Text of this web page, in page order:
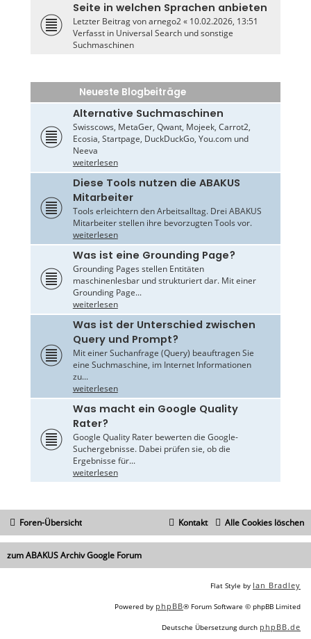
Seite in welchen Sprachen anbieten
Letzter Beitrag vonarnego2« 10.02.2026, 13:51
Verfasst in Universal Search und sonstige
Suchmaschinen
Neueste Blogbeiträge
Alternative Suchmaschinen
Swisscows, MetaGer, Qwant, Mojeek, Carrot2,
Ecosia, Startpage, DuckDuckGo, You.com und
Neeva
weiterlesen
Diese Tools nutzen die ABAKUS
Mitarbeiter
Tools erleichtern den Arbeitsalltag. Drei ABAKUS
Mitarbeiter stellen ihre bevorzugten Tools vor.
weiterlesen
Was ist eine Grounding Page?
Grounding Pages stellen Entitäten
maschinenlesbar und strukturiert dar. Mit einer
Grounding Page...
weiterlesen
Was ist der Unterschied zwischen
Query und Prompt?
Mit einer Suchanfrage (Query) beauftragen Sie
eine Suchmaschine, im Internet Informationen
zu...
weiterlesen
Was macht ein Google Quality
Rater?
Google Quality Rater bewerten die Google-
Suchergebnisse. Dabei prüfen sie, ob die
Ergebnisse für...
weiterlesen
Foren-Übersicht Alle Cookies löschen
Kontakt
zum ABAKUS Archiv Google Forum
Flat Style by Ian Bradley
Powered by phpBB® Forum Software © phpBB Limited
Deutsche Übersetzung durch phpBB.de